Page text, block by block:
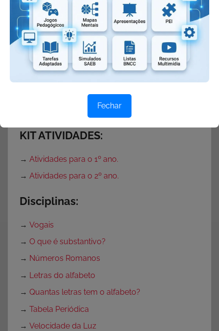
→ Atividades do 1º ao 5º ano: Todas as
disciplinas.
→Atividades de Matemática do 1º ao 5º ano
Atividades de Português do 1º ao 5º ano
Atividades de Produção de Textos e Frases do
KIT ATIVIDADES:
→ Atividades para o 1º ano.
→ Atividades para o 2º ano.
Disciplinas:
→ Vogais
→ O que é substantivo?
→ Números Romanos
→ Letras do alfabeto
→ Quantas letras tem o alfabeto?
→ Tabela Periódica
→ Velocidade da Luz
Fechar